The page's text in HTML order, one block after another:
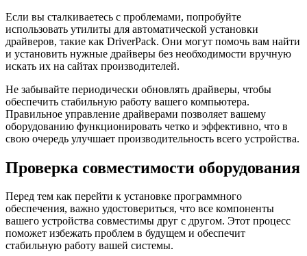
Если вы сталкиваетесь с проблемами, попробуйте
использовать утилиты для автоматической установки
драйверов, такие как DriverPack. Они могут помочь вам найти
и установить нужные драйверы без необходимости вручную
искать их на сайтах производителей.
Не забывайте периодически обновлять драйверы, чтобы
обеспечить стабильную работу вашего компьютера.
Правильное управление драйверами позволяет вашему
оборудованию функционировать четко и эффективно, что в
свою очередь улучшает производительность всего устройства.
Проверка совместимости оборудования
Перед тем как перейти к установке программного
обеспечения, важно удостовериться, что все компоненты
вашего устройства совместимы друг с другом. Этот процесс
поможет избежать проблем в будущем и обеспечит
стабильную работу вашей системы.